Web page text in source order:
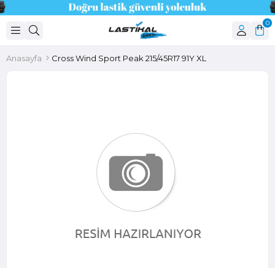
0
Anasayfa Cross Wind Sport Peak 215/45R17 91Y XL